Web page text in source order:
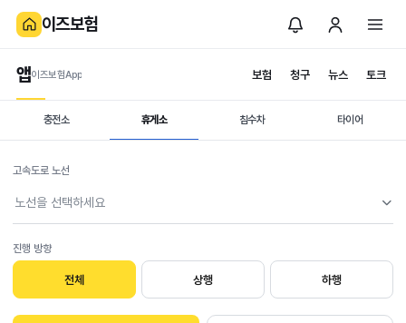
이즈보험
보험 청구 뉴스 토크
앱이즈보험App
휴게소 주유 시세
충전소 휴게소 침수차 타이어
휴게소 주유 가격
검색 결과
고속도로 노선
노선을 선택하세요
진행 방향
전체 상행 하행